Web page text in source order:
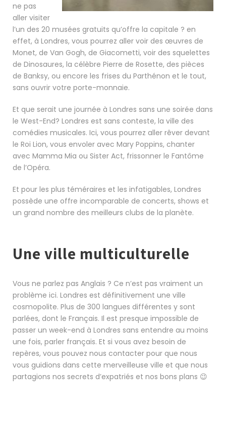
ne pas
aller visiter
l’un des 20 musées gratuits qu’offre la capitale ? en
effet, à Londres, vous pourrez aller voir des œuvres de
Monet, de Van Gogh, de Giacometti, voir des squelettes
de Dinosaures, la célèbre Pierre de Rosette, des pièces
de Banksy, ou encore les frises du Parthénon et le tout,
sans ouvrir votre porte-monnaie.
Et que serait une journée à Londres sans une soirée dans
le West-End? Londres est sans conteste, la ville des
comédies musicales. Ici, vous pourrez aller rêver devant
le Roi Lion, vous envoler avec Mary Poppins, chanter
avec Mamma Mia ou Sister Act, frissonner le Fantôme
de l’Opéra.
Et pour les plus téméraires et les infatigables, Londres
possède une offre incomparable de concerts, shows et
un grand nombre des meilleurs clubs de la planète.
Une ville multiculturelle
Vous ne parlez pas Anglais ? Ce n’est pas vraiment un
problème ici. Londres est définitivement une ville
cosmopolite. Plus de 300 langues différentes y sont
parlées, dont le Français. Il est presque impossible de
passer un week-end à Londres sans entendre au moins
une fois, parler français. Et si vous avez besoin de
repères, vous pouvez nous contacter pour que nous
vous guidions dans cette merveilleuse ville et que nous
partagions nos secrets d’expatriés et nos bons plans 😉